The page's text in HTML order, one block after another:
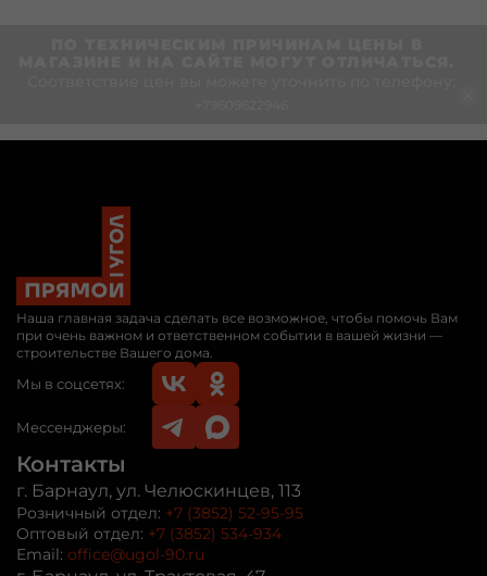
Наша главная задача сделать все возможное, чтобы помочь Вам
при очень важном и ответственном событии в вашей жизни —
строительстве Вашего дома.
Мы в соцсетях:
Мессенджеры:
Контакты
г. Барнаул, ул. Челюскинцев, 113
Розничный отдел: +7 (3852) 52-95-95
Оптовый отдел: +7 (3852) 534-934
Email: office@ugol-90.ru